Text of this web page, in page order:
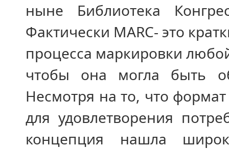
ныне Библиотека
Фактически MARC- это
процесса маркировки
чтобы она могла быть
Несмотря на то, что
для удовлетворения
концепция нашла